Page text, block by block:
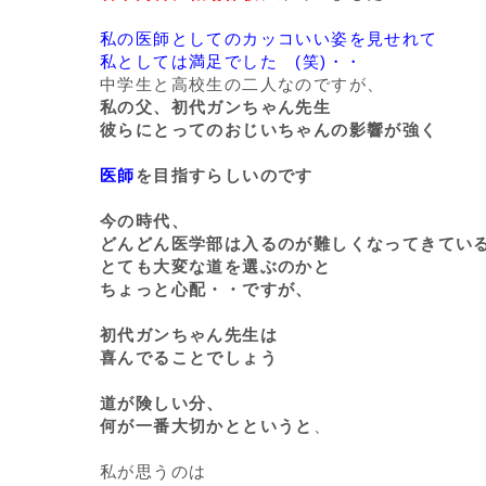
私の医師としてのカッコいい姿を見せれて
私としては満足でした (笑)・・
中学生と高校生の二人なのですが、
私の父、初代ガンちゃん先生
彼らにとってのおじいちゃんの影響が強く
医師を目指すらしいのです
今の時代、
どんどん医学部は入るのが難しくなってきてい
とても大変な道を選ぶのかと
ちょっと心配・・ですが、
初代ガンちゃん先生は
喜んでることでしょう
道が険しい分、
何が一番大切かとというと
私が思うのは